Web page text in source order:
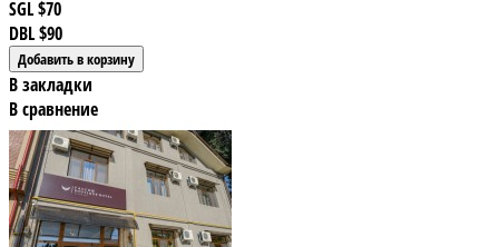
SGL$70
DBL$90
В закладки
В сравнение